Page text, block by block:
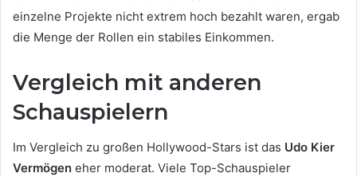
einzelne Projekte nicht extrem hoch bezahlt waren, ergab
die Menge der Rollen ein stabiles Einkommen.
Vergleich mit anderen
Schauspielern
Im Vergleich zu großen Hollywood-Stars ist das Udo Kier
Vermögen eher moderat. Viele Top-Schauspieler